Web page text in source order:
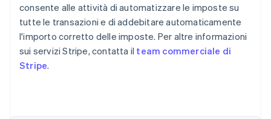
consente alle attività di automatizzare le imposte su
tutte le transazioni e di addebitare automaticamente
l'importo corretto delle imposte. Per altre informazioni
sui servizi Stripe, contatta il team commerciale di
Stripe.